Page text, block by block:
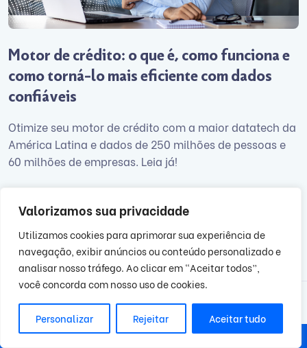
Valorizamos sua privacidade
Utilizamos cookies para aprimorar sua experiência de
navegação, exibir anúncios ou conteúdo personalizado e
analisar nosso tráfego. Ao clicar em “Aceitar todos”,
você concorda com nosso uso de cookies.
Personalizar Rejeitar Aceitar tudo
Motor de crédito: o que é, como funciona e
como torná-lo mais eficiente com dados
confiáveis
Otimize seu motor de crédito com a maior datatech da
América Latina e dados de 250 milhões de pessoas e
60 milhões de empresas. Leia já!
Sidebar
2025 BigDataCorp. Todos os direitos reservados